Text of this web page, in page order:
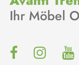
Ihr Möbel